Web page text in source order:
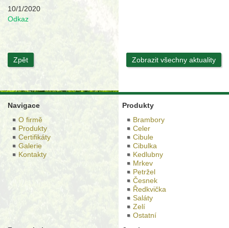
10/1/2020
Odkaz
Zpět Zobrazit všechny aktuality
Navigace
O firmě
Produkty
Certifikáty
Galerie
Kontakty
Produkty
Brambory
Celer
Cibule
Cibulka
Kedlubny
Mrkev
Petržel
Česnek
Ředkvička
Saláty
Zelí
Ostatní